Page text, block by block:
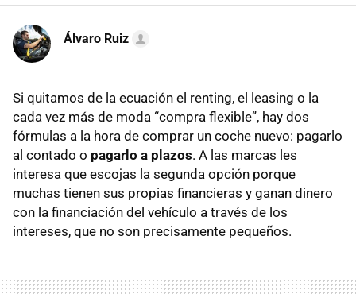
Álvaro Ruiz
Si quitamos de la ecuación el renting, el leasing o la
cada vez más de moda “compra flexible”, hay dos
fórmulas a la hora de comprar un coche nuevo: pagarlo
al contado o pagarlo a plazos. A las marcas les
interesa que escojas la segunda opción porque
muchas tienen sus propias financieras y ganan dinero
con la financiación del vehículo a través de los
intereses, que no son precisamente pequeños.